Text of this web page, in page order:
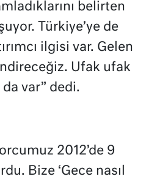
belirten
Türkiye’ye de
ilgisi var. Gelen
Ufak ufak
da var” dedi.
2012’de 9
Bize ‘Gece nasıl